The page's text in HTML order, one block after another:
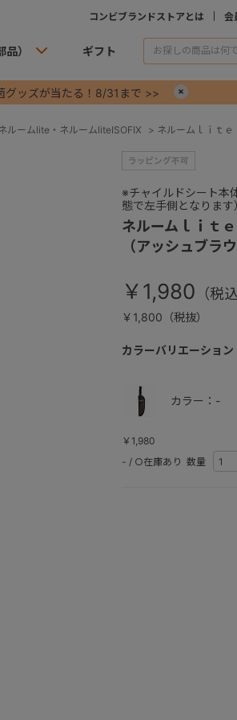
コンビブランドストアとは 会
） ギフト
グッズが当たる！8/31まで >>
ルームlite・ネルームliteISOFIX > ネルームｌｉｔ
※チャイルドシート本
態で左手側となります
ネルームｌｉｔ
（アッシュブラウ
￥1,980
￥1,800（税抜）
カラーバリエーション
カラー：-
￥1,980
- / ○在庫あり 数量